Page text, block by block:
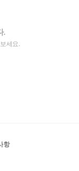
.
세요.
항